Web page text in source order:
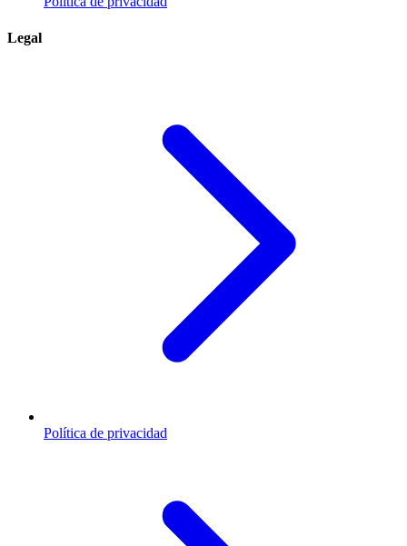
Legal
Política de privacidad